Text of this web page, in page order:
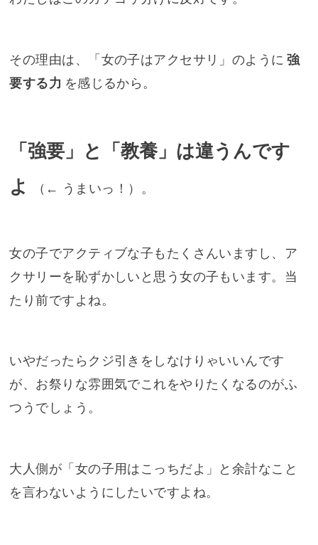
その理由は、「女の子はアクセサリ」のように 強
要する力 を感じるから。
「強要」と「教養」は違うんです
よ
（ ← うまいっ！ ）。
女の子でアクティブな子もたくさんいますし、ア
クサリーを恥ずかしいと思う女の子もいます。当
たり前ですよね。
いやだったらクジ引きをしなけりゃいいんです
が、お祭りな雰囲気でこれをやりたくなるのがふ
つうでしょう。
大人側が「女の子用はこっちだよ」と余計なこと
を言わないようにしたいですよね。